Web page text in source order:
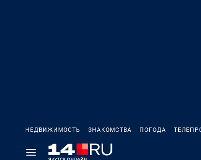
НЕДВИЖИМОСТЬ ЗНАКОМСТВА ПОГОДА